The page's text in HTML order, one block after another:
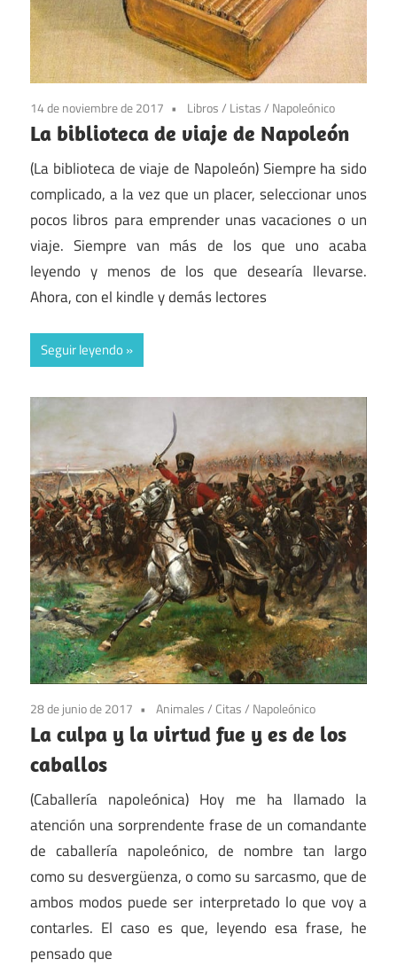
14 de noviembre de 2017 Libros/ Listas/ Napoleónico
La biblioteca de viaje de Napoleón
(La biblioteca de viaje de Napoleón) Siempre ha sido
complicado, a la vez que un placer, seleccionar unos
pocos libros para emprender unas vacaciones o un
viaje. Siempre van más de los que uno acaba
leyendo y menos de los que desearía llevarse.
Ahora, con el kindle y demás lectores
Seguir leyendo
28 de junio de 2017 Animales/ Citas/ Napoleónico
La culpa y la virtud fue y es de los
caballos
(Caballería napoleónica) Hoy me ha llamado la
atención una sorprendente frase de un comandante
de caballería napoleónico, de nombre tan largo
como su desvergüenza, o como su sarcasmo, que de
ambos modos puede ser interpretado lo que voy a
contarles. El caso es que, leyendo esa frase, he
pensado que